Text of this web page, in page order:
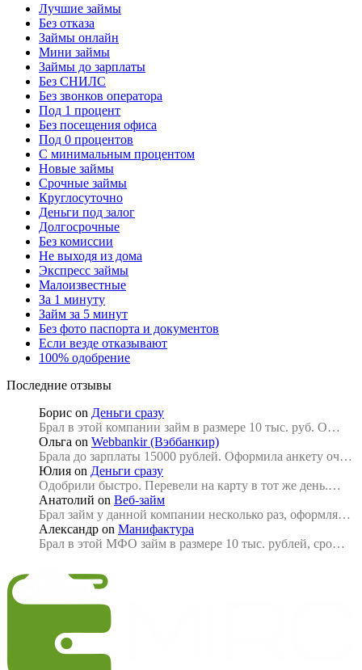
Лучшие займы
Без отказа
Займы онлайн
Мини займы
Займы до зарплаты
Без СНИЛС
Без звонков оператора
Под 1 процент
Без посещения офиса
Под 0 процентов
С минимальным процентом
Новые займы
Срочные займы
Круглосуточно
Деньги под залог
Долгосрочные
Без комиссии
Не выходя из дома
Экспресс займы
Малоизвестные
За 1 минуту
Займ за 5 минут
Без фото паспорта и документов
Если везде отказывают
100% одобрение
Последние отзывы
Борис on Деньги сразу
Брал в этой компании займ в размере 10 тыс. руб. О…
Ольга on Webbankir (Вэббанкир)
Брала до зарплаты 15000 рублей. Оформила анкету оч…
Юлия on Деньги сразу
Одобрили быстро. Перевели на карту в тот же день.…
Анатолий on Веб-займ
Брал займ у данной компании несколько раз, оформля…
Александр on Манифактура
Брал в этой МФО займ в размере 10 тыс. рублей, сро…